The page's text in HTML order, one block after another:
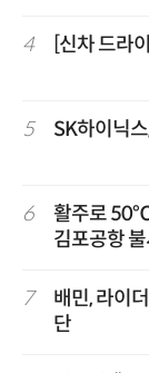
4 [신차 드라
5 SK하이닉
6
활주로
김포공항
7
배민, 라이
단